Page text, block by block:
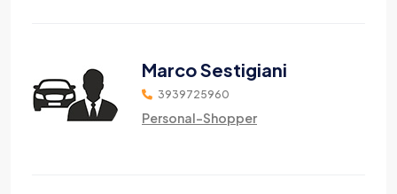
Marco Sestigiani
3939725960
Personal-Shopper